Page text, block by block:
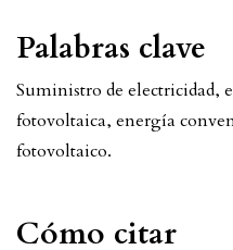
Palabras clave
Suministro de electricidad,
fotovoltaica, energía
fotovoltaico.
Cómo citar